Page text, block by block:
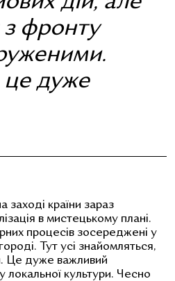
з фронту
дуже
заході країни зараз
в мистецькому плані.
процесів зосереджені у
Тут усі знайомляться,
Це дуже важливий
локальної культури. Чесно